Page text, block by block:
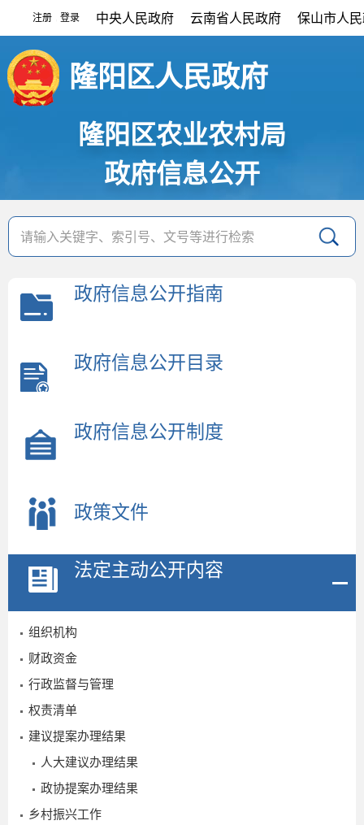
注册 登录 中央人民政府 云南省人民政府 保山市人
隆阳区人民政府
隆阳区农业农村局
政府信息公开
政府信息公开指南
政府信息公开目录
政府信息公开制度
政策文件
法定主动公开内容
组织机构
财政资金
行政监督与管理
权责清单
建议提案办理结果
人大建议办理结果
政协提案办理结果
乡村振兴工作